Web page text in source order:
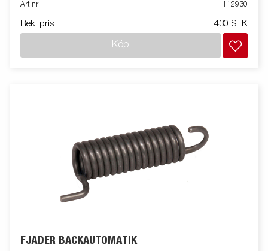
Art nr 112930
Rek. pris 430 SEK
Köp
FJÄDER BACKAUTOMATIK